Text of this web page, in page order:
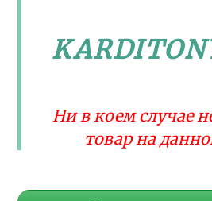
Ни в коем случае
товар на